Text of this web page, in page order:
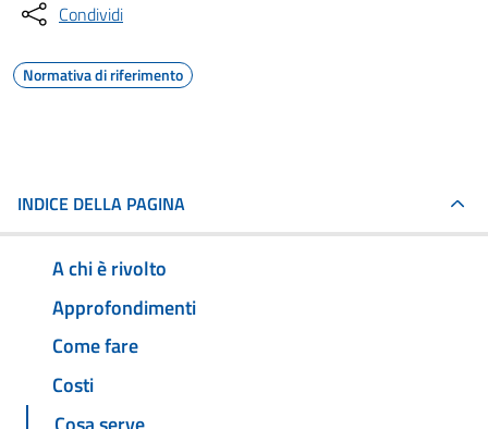
Condividi
Normativa di riferimento
INDICE DELLA PAGINA
A chi è rivolto
Approfondimenti
Come fare
Costi